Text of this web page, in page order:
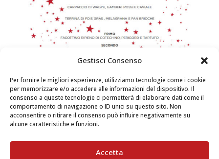
Gestisci Consenso
Per fornire le migliori esperienze, utilizziamo tecnologie come i cookie
per memorizzare e/o accedere alle informazioni del dispositivo. Il
consenso a queste tecnologie ci permetterà di elaborare dati come il
comportamento di navigazione o ID unici su questo sito. Non
acconsentire o ritirare il consenso può influire negativamente su
alcune caratteristiche e funzioni.
Accetta